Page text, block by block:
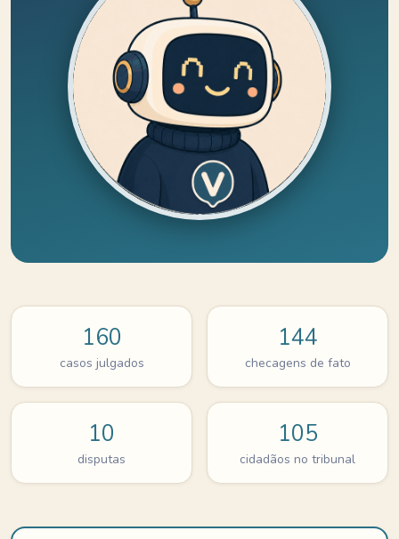
160
casos julgados
144
checagens de fato
10
disputas
105
cidadãos no tribunal